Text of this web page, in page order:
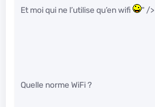
Et moi qui ne l’utilise qu’en wifi " />
Quelle norme WiFi ?